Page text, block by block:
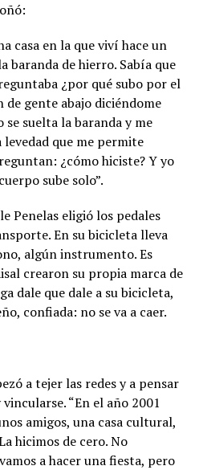
casa en la que viví hace un
baranda de hierro. Sabía que
¿por qué subo por el
gente abajo diciéndome
se suelta la baranda y me
levedad que me permite
¿cómo hiciste? Y yo
sube solo”.
Penelas eligió los pedales
En su bicicleta lleva
algún instrumento. Es
crearon su propia marca de
dale que dale a su bicicleta,
confiada: no se va a caer.
a tejer las redes y a pensar
“En el año 2001
amigos, una casa cultural,
hicimos de cero. No
a hacer una fiesta, pero